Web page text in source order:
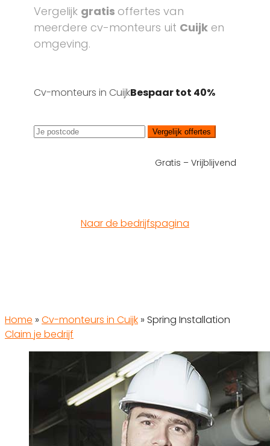
Vergelijk gratis offertes van
meerdere cv-monteurs uit Cuijk en
omgeving.
Cv-monteurs in CuijkBespaar tot 40%
Vergelijk offertes
Gratis – Vrijblijvend
Naar de bedrijfspagina
Home » Cv-monteurs in Cuijk » Spring Installation
Claim je bedrijf